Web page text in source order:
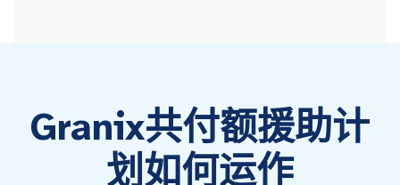
Granix共付额援助计
划如何运作